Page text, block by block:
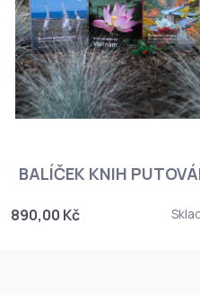
BALÍČEK KNIH
890,00 Kč